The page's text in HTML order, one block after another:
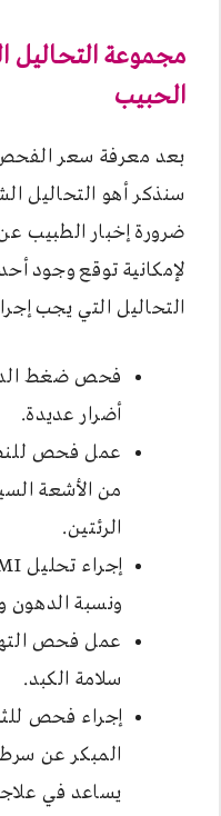
مجموعة
الحبيب
بعد معرفة سعر
سنذكر أهو التحاليل
ضرورة إخبار الطبيب
لإمكانية توقع وجود
التحاليل التي يجب
فحص ضغط
أضرار عديدة.
عمل فحص
من الأشعة
الرئتين.
ونسبة الدهون
عمل فحص
سلامة الكبد.
إجراء فحص
المبكر عن
يساعد في